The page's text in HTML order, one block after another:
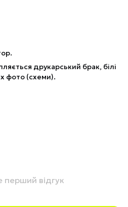
друкарський брак, білі
фото (схеми).
відгук